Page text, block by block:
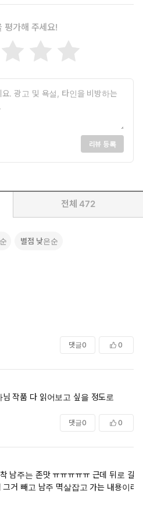
평가해 주세요!
리뷰 등록
전체 472
별점 낮은순
댓글0 0
작품 다 읽어보고 싶을 정도로
댓글0 0
남주는 존맛 ㅠㅠㅠㅠㅠ 근데 뒤로 갈
거 빼고 남주 멱살잡고 가는 내용이라